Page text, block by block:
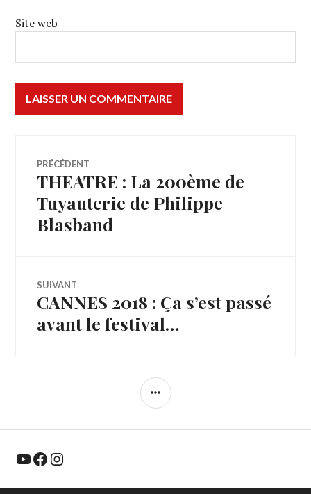
Site web
Navigation
de
l’article
PRÉCÉDENT
Article
THEATRE : La 200ème de
Tuyauterie de Philippe
Blasband
SUIVANT
Article
CANNES 2018 : Ça s’est passé
avant le festival…
COLONNE
YouTube Facebook Instagram